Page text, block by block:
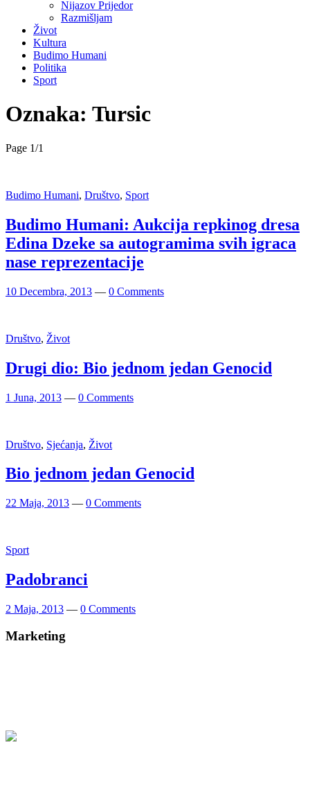
Nijazov Prijedor
Razmišljam
Život
Kultura
Budimo Humani
Politika
Sport
Oznaka: Tursic
Page 1/1
Budimo Humani, Društvo, Sport
Budimo Humani: Aukcija repkinog dresa
Edina Dzeke sa autogramima svih igraca
nase reprezentacije
10 Decembra, 2013 — 0 Comments
Društvo, Život
Drugi dio: Bio jednom jedan Genocid
1 Juna, 2013 — 0 Comments
Društvo, Sjećanja, Život
Bio jednom jedan Genocid
22 Maja, 2013 — 0 Comments
Sport
Padobranci
2 Maja, 2013 — 0 Comments
Marketing